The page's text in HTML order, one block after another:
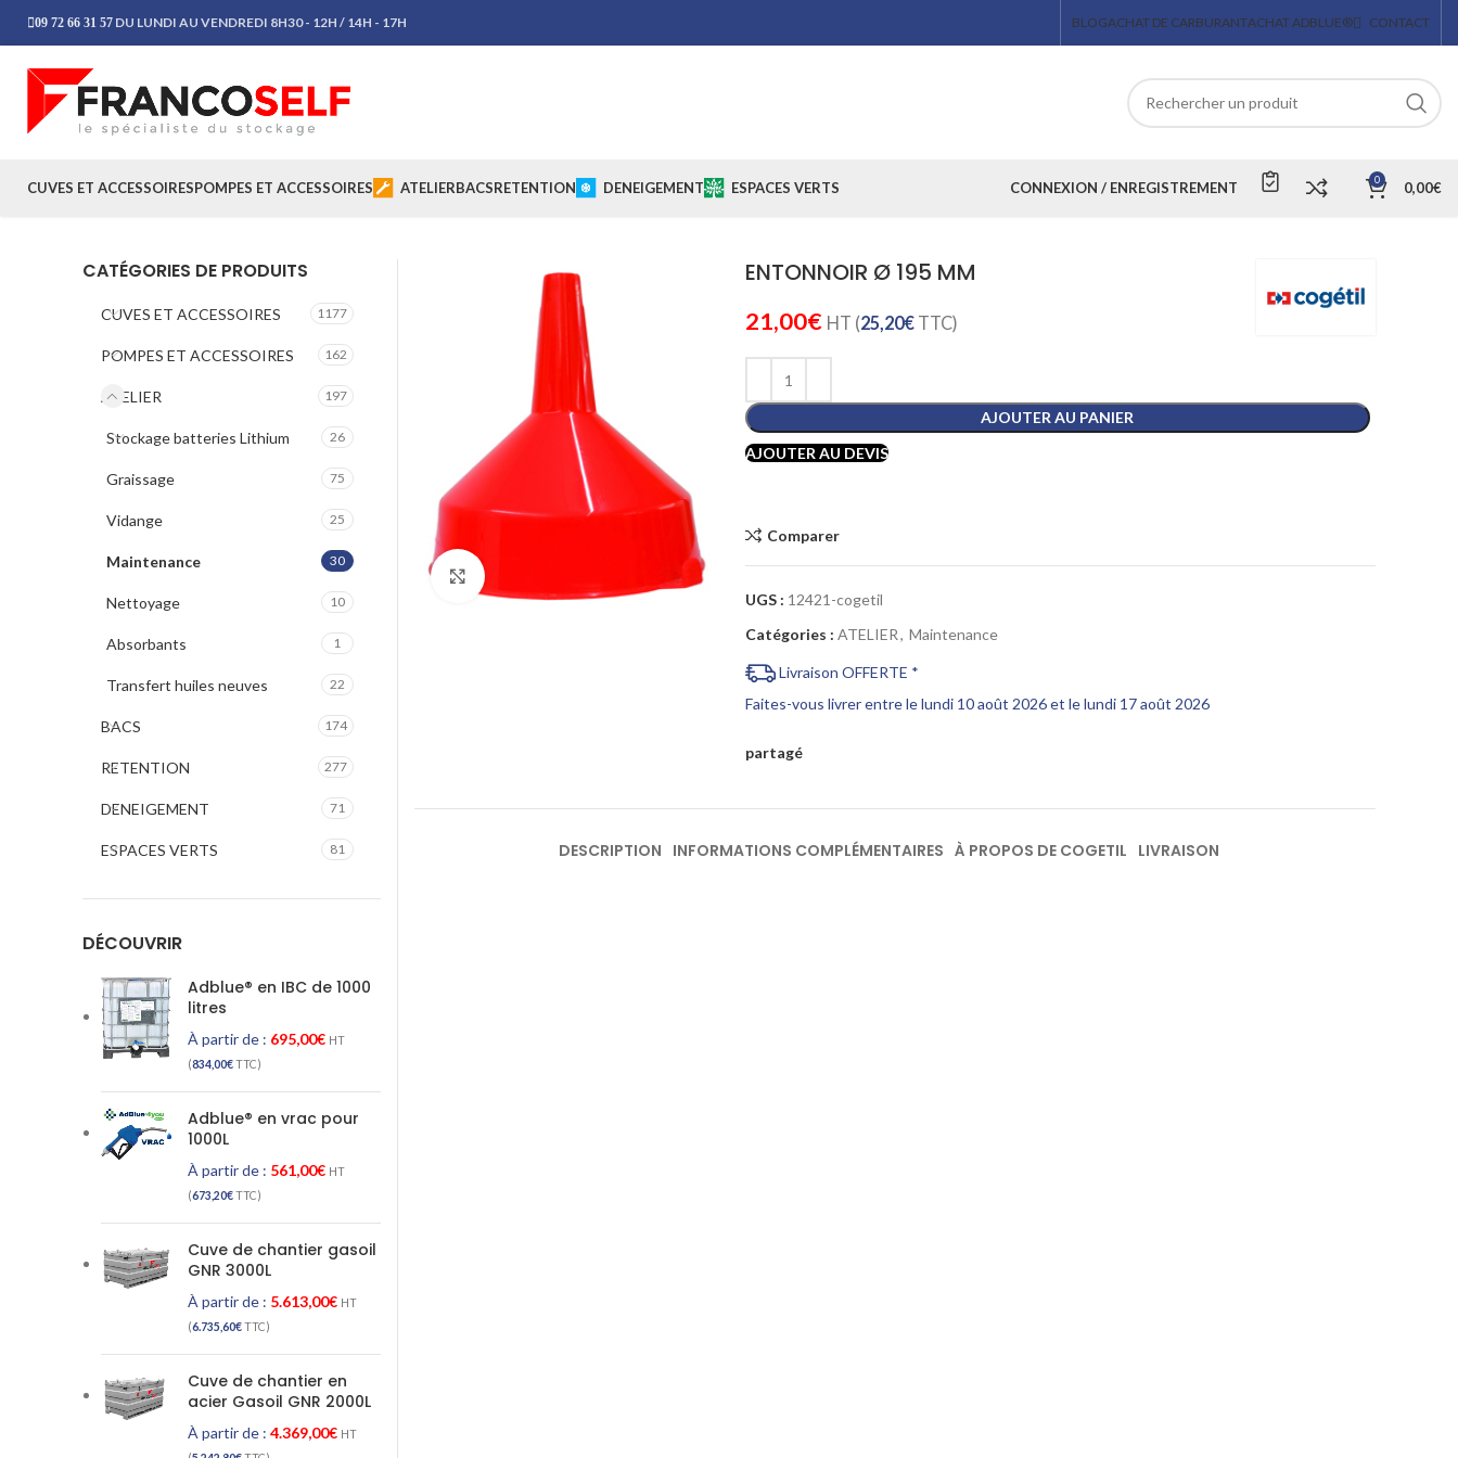
09 72 66 31 57 DU LUNDI AU VENDREDI 8H30 - 12H / 14H - 17H BLOGACHAT DE CARBURANTACHAT ADBLUE® CONTACT
CUVES ET ACCESSOIRESPOMPES ET ACCESSOIRES ATELIERBACSRETENTION DENEIGEMENT ESPACES VERTS CONNEXION / ENREGISTREMENT 0 0,00€
Cliquez pour agrandir
ENTONNOIR Ø 195 MM
21,00€ HT (25,20€TTC)
AJOUTER AU PANIER
AJOUTER AU DEVIS
Comparer
UGS : 12421-cogetil
Catégories : ATELIER, Maintenance
Livraison OFFERTE *
Faites-vous livrer entre le lundi 10 août 2026 et le lundi 17 août 2026
partagé
DESCRIPTION INFORMATIONS COMPLÉMENTAIRES À PROPOS DE COGETIL LIVRAISON
CATÉGORIES DE PRODUITS
CUVES ET ACCESSOIRES 1177
POMPES ET ACCESSOIRES 162
ATELIER 197
Stockage batteries Lithium 26
Graissage 75
Vidange 25
Maintenance 30
Nettoyage 10
Absorbants 1
Transfert huiles neuves 22
BACS 174
RETENTION 277
DENEIGEMENT 71
ESPACES VERTS 81
DÉCOUVRIR
Adblue® en IBC de 1000
litres
À partir de : 695,00€ HT
(834,00€TTC)
Adblue® en vrac pour
1000L
À partir de : 561,00€ HT
(673,20€TTC)
Cuve de chantier gasoil
GNR 3000L
À partir de : 5.613,00€ HT
(6.735,60€TTC)
Cuve de chantier en
acier Gasoil GNR 2000L
À partir de : 4.369,00€ HT